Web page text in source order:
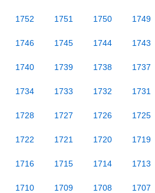
1752 1751 1750 1749
1746 1745 1744 1743
1740 1739 1738 1737
1734 1733 1732 1731
1728 1727 1726 1725
1722 1721 1720 1719
1716 1715 1714 1713
1710 1709 1708 1707